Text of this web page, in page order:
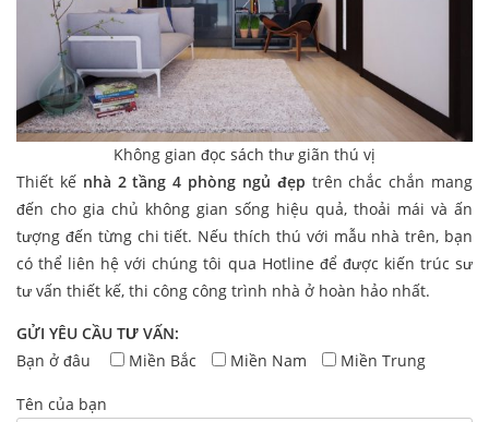
Không gian đọc sách thư giãn thú vị
Thiết kếnhà 2 tầng 4 phòng ngủ đẹp trên chắc chắn mang
đến cho gia chủ không gian sống hiệu quả, thoải mái và ấn
tượng đến từng chi tiết. Nếu thích thú với mẫu nhà trên, bạn
có thể liên hệ với chúng tôi qua Hotline để được kiến trúc sư
tư vấn thiết kế, thi công công trình nhà ở hoàn hảo nhất.
GỬI YÊU CẦU TƯ VẤN:
Bạn ở đâu
Miền Bắc Miền Nam Miền Trung
Tên của bạn